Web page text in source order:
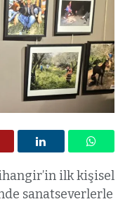
ilk kişisel
sanatseverlerle